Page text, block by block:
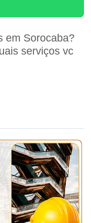
em Sorocaba?
serviços vc